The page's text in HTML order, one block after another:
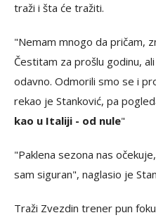
traži i šta će tražiti.
"Nemam mnogo da pričam,
Čestitam za prošlu godinu,
odavno. Odmorili smo se i
rekao je Stanković, pa
kao u Italiji - od nule"
"Paklena sezona nas
sam siguran", naglasio je
Traži Zvezdin trener pun